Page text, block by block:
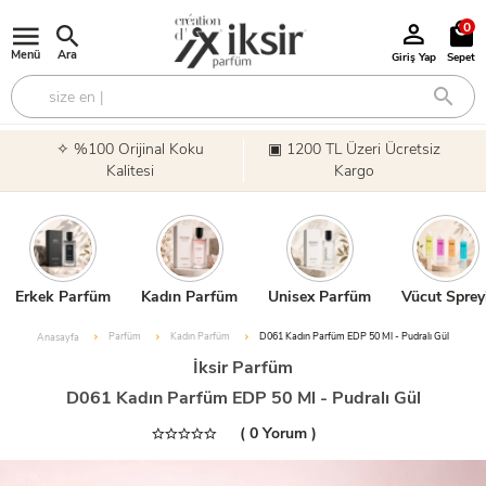
✧ %100 Orijinal Koku
Kalitesi
▣ 1200 TL Üzeri Ücretsiz
Kargo
Menü Ara Giriş Yap
0
Sepet
Erkek Parfüm Kadın Parfüm Unisex Parfüm Vücut
Anasayfa Parfüm Kadın Parfüm D061 Kadın Parfüm EDP 50 Ml - Pudralı Gül
İksir Parfüm
D061 Kadın Parfüm EDP 50 Ml - Pudralı Gül
( 0 Yorum )